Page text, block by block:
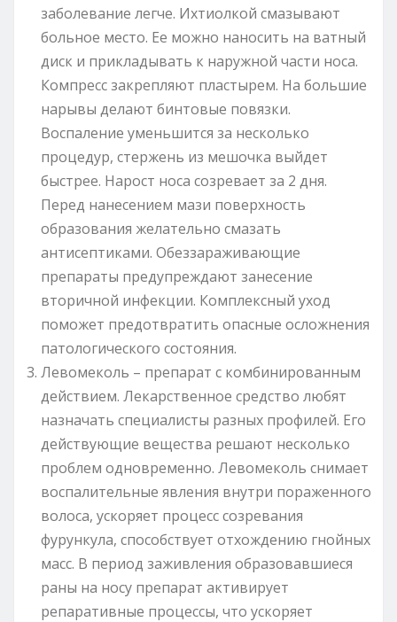
заболевание легче. Ихтиолкой смазывают
больное место. Ее можно наносить на ватный
диск и прикладывать к наружной части носа.
Компресс закрепляют пластырем. На большие
нарывы делают бинтовые повязки.
Воспаление уменьшится за несколько
процедур, стержень из мешочка выйдет
быстрее. Нарост носа созревает за 2 дня.
Перед нанесением мази поверхность
образования желательно смазать
антисептиками. Обеззараживающие
препараты предупреждают занесение
вторичной инфекции. Комплексный уход
поможет предотвратить опасные осложнения
патологического состояния.
Левомеколь – препарат с комбинированным
действием. Лекарственное средство любят
назначать специалисты разных профилей. Его
действующие вещества решают несколько
проблем одновременно. Левомеколь снимает
воспалительные явления внутри пораженного
волоса, ускоряет процесс созревания
фурункула, способствует отхождению гнойных
масс. В период заживления образовавшиеся
раны на носу препарат активирует
репаративные процессы, что ускоряет